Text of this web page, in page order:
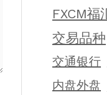
FXCM福
交易品种
交通银行
内盘外盘